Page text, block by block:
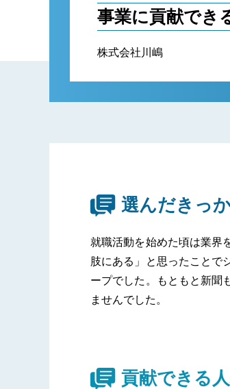
事業に貢献でき
株式会社川嶋
選んだきっ
就職活動を始めた頃は業界
肢にある」と思ったことで
ープでした。もともと新聞
ませんでした。
貢献できる